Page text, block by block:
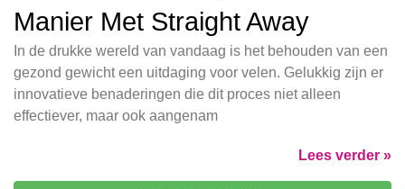
Manier Met Straight Away
In de drukke wereld van vandaag is het behouden van een
gezond gewicht een uitdaging voor velen. Gelukkig zijn er
innovatieve benaderingen die dit proces niet alleen
effectiever, maar ook aangenam
Lees verder »